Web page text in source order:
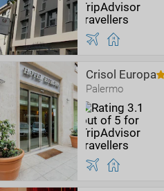
Crisol Europa
Palermo